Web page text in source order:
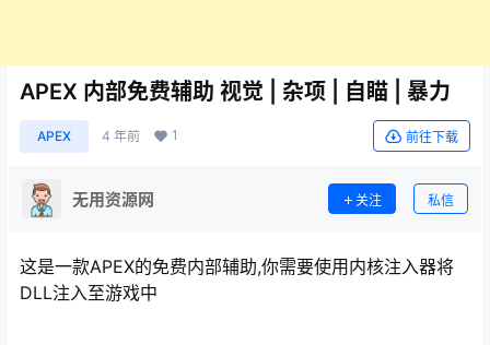
APEX 内部免费辅助 视觉 | 杂项 | 自瞄 | 暴力
APEX 4 年前 1 前往下载
无用资源网 关注 私信
这是一款APEX的免费内部辅助,你需要使用内核注入器将
DLL注入至游戏中